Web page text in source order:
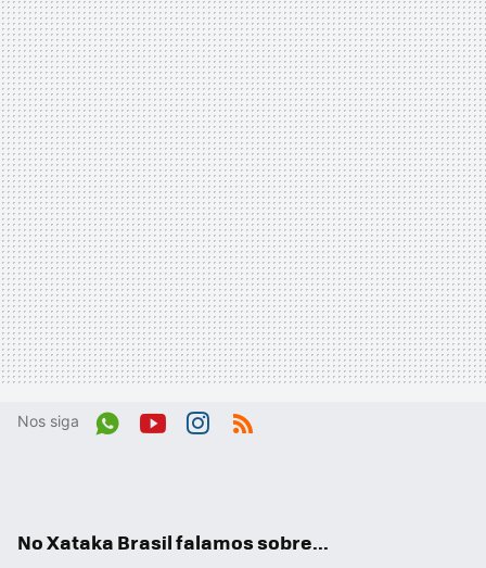
Nos siga
No Xataka Brasil falamos sobre...